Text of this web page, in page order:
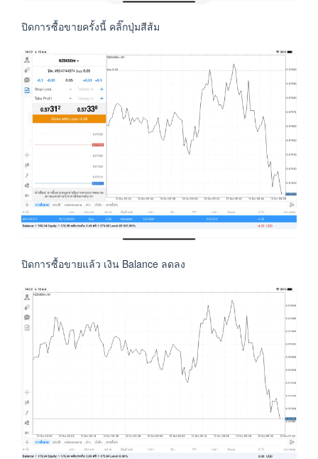
ปิดการซื้อขายครั้งนี้ คลิ๊กปุ่มสีส้ม
ปิดการซื้อขายแล้ว เงิน Balance ลดลง